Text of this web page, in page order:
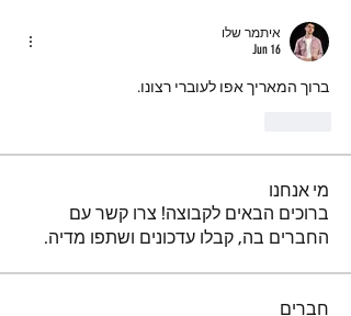
איתמר שלו
Jun 16
ברוך המאריך אפו לעוברי רצונו.
מי אנחנו
ברוכים הבאים לקבוצה! צרו קשר עם
החברים בה, קבלו עדכונים ושתפו מדיה.
חברים